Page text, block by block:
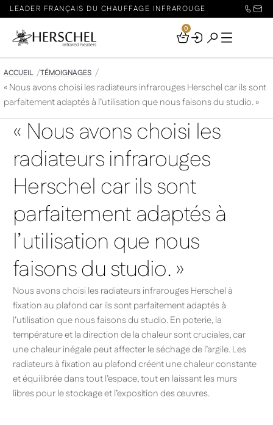
LEADER FRANÇAIS DU CHAUFFAGE INFRAROUGE
Your
0
ACCUEIL TÉMOIGNAGES
« Nous avons choisi les radiateurs infrarouges Herschel car ils sont
parfaitement adaptés à l’utilisation que nous faisons du studio. »
« Nous avons choisi les
radiateurs infrarouges
Herschel car ils sont
parfaitement adaptés à
l’utilisation que nous
faisons du studio. »
Nous avons choisi les radiateurs infrarouges Herschel à
fixation au plafond car ils sont parfaitement adaptés à
l’utilisation que nous faisons du studio. En poterie, la
température et la direction de la chaleur sont cruciales, car
une chaleur inégale peut affecter le séchage de l’argile. Les
radiateurs à fixation au plafond créent une chaleur constante
et équilibrée dans tout l’espace, tout en laissant les murs
libres pour le stockage et l’exposition des œuvres.